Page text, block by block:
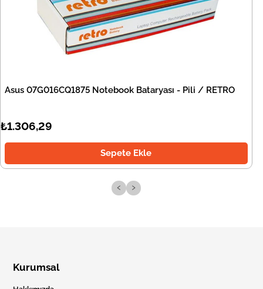
Asus 07G016CQ1875 Notebook Bataryası - Pili / RETRO
₺1.306,29
Sepete Ekle
‹ ›
Kurumsal